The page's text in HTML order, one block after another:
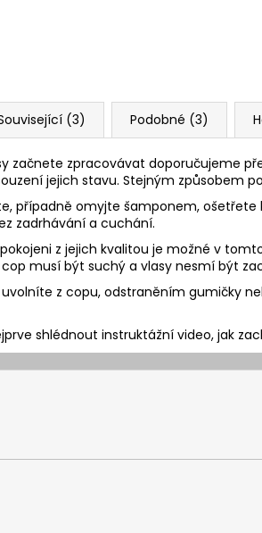
(3) Podobné (3)
začnete zpracovávat doporučujeme
jejich stavu. Stejným způsobem
případně omyjte šamponem,
zadrhávání a cuchání.
z jejich kvalitou je možné v
musí být suchý a vlasy nesmí být
z copu, odstraněním gumičky
shlédnout instruktážní video, jak